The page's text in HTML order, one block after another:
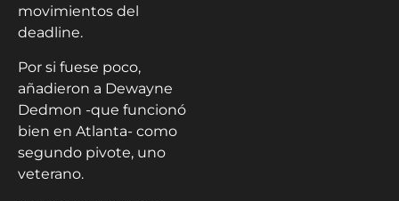
movimientos del
deadline.
Por si fuese poco,
añadieron a Dewayne
Dedmon -que funcionó
bien en Atlanta- como
segundo pivote, uno
veterano.